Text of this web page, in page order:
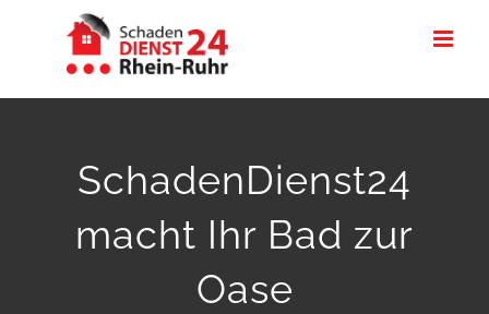
SchadenDienst24
macht Ihr Bad zur
Oase